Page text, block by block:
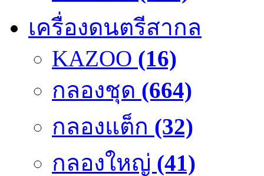
เครื่องดนตรีสากล
KAZOO (16)
กลองชุด (664)
กลองแต็ก (32)
กลองใหญ่ (41)